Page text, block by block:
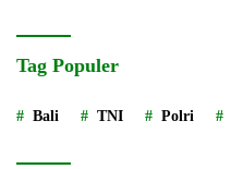
Tag Populer
Bali TNI Polri